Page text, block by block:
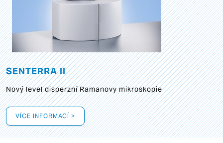
SENTERRA II
Nový level disperzní Ramanovy mikroskopie
VÍCE INFORMACÍ >